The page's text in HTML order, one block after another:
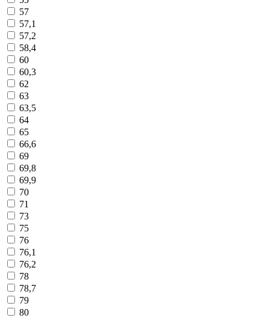
57
57,1
57,2
58,4
60
60,3
62
63
63,5
64
65
66,6
69
69,8
69,9
70
71
73
75
76
76,1
76,2
78
78,7
79
80